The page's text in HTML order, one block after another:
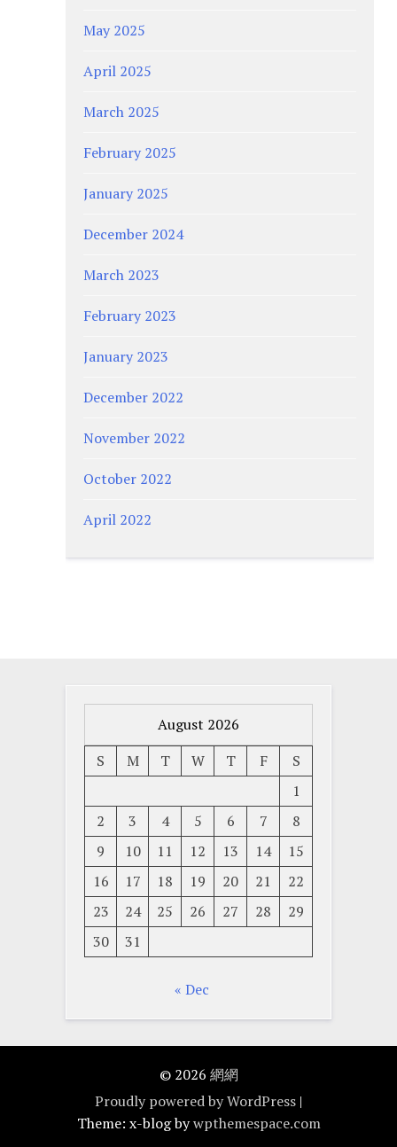
May 2025
April 2025
March 2025
February 2025
January 2025
December 2024
March 2023
February 2023
January 2023
December 2022
November 2022
October 2022
April 2022
August 2026
S
M T W T F
S
1
2
3 4 5 6 7
8
9
10 11 12 13 14
15
16
17 18 19 20 21
22
23
24 25 26 27 28
29
30
31
« Dec
© 2026 網網
Proudly powered by WordPress |
Theme: x-blog bywpthemespace.com